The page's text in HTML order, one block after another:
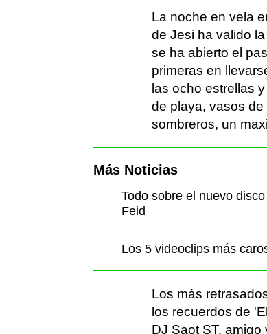
La noche en vela
de Jesi ha valido
se ha abierto el
primeras en
las ocho estrellas
de playa, vasos
sombreros, un
Más Noticias
Todo sobre el nuevo
Feid
Los 5 videoclips más
Los más
los recuerdos de
DJ Saot ST, amigo